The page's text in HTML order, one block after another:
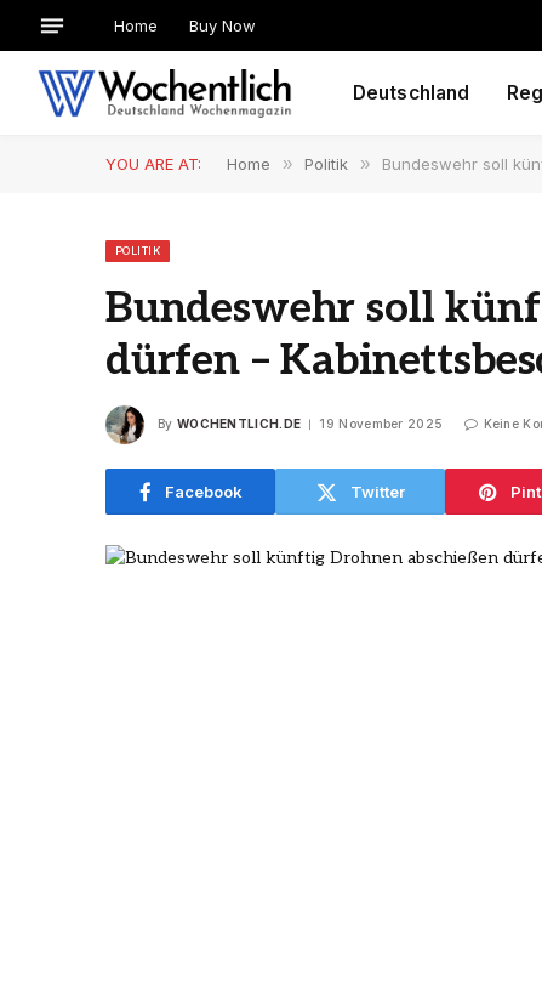
Home Buy Now
Deutschland
YOU ARE AT: Home » Politik » Bundeswehr soll
POLITIK
Bundeswehr soll
dürfen –
By WOCHENTLICH.DE 19 November 2025 Keine
Facebook Twitter